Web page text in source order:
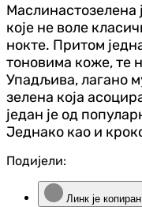
Маслинастозелена
које не воле
нокте. Притом
тоновима коже, те
Упадљива, лагано
зелена која
један је од
Једнако као и
Подијели:
Линк је